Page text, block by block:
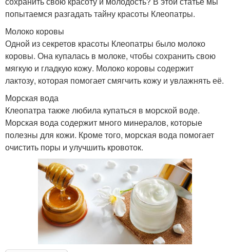
попытаемся разгадать тайну красоты Клеопатры.
Молоко коровы
Одной из секретов красоты Клеопатры было молоко
коровы. Она купалась в молоке, чтобы сохранить свою
мягкую и гладкую кожу. Молоко коровы содержит
лактозу, которая помогает смягчить кожу и увлажнять её.
Морская вода
Клеопатра также любила купаться в морской воде.
Морская вода содержит много минералов, которые
полезны для кожи. Кроме того, морская вода помогает
очистить поры и улучшить кровоток.